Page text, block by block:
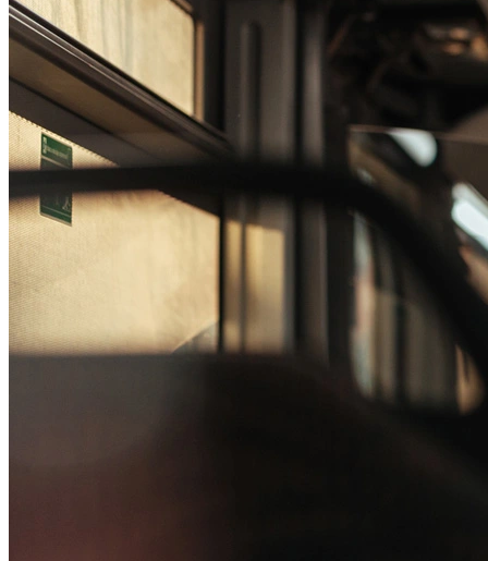
Passo 1/2
Institucional
Compromisso com o Meio Ambiente
Governança Corporativa
Ouvidoria
Política de Privacidade